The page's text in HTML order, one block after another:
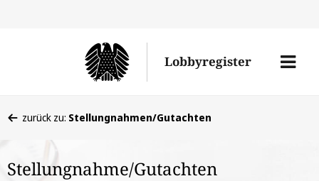
Lobbyregister
Menü
befinden
hier:
zurück zu: Stellungnahmen/Gutachten
Stellungnahme/Gutachten